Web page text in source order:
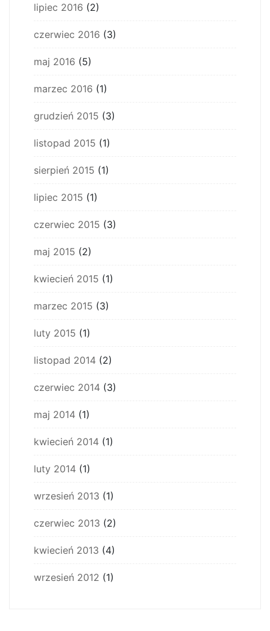
lipiec 2016 (2)
czerwiec 2016 (3)
maj 2016 (5)
marzec 2016 (1)
grudzień 2015 (3)
listopad 2015 (1)
sierpień 2015 (1)
lipiec 2015 (1)
czerwiec 2015 (3)
maj 2015 (2)
kwiecień 2015 (1)
marzec 2015 (3)
luty 2015 (1)
listopad 2014 (2)
czerwiec 2014 (3)
maj 2014 (1)
kwiecień 2014 (1)
luty 2014 (1)
wrzesień 2013 (1)
czerwiec 2013 (2)
kwiecień 2013 (4)
wrzesień 2012 (1)